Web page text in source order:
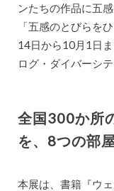
ンたちの作品に五
「五感のとびらを
14日から10月1日
ログ・ダイバーシ
全国300か所
を、8つの部
本展は、書籍『ウ